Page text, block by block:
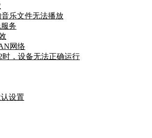
乐文件无法播放
务
网络
，设备无法正确运行
设置